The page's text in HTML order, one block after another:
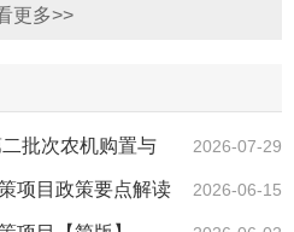
更多>>
2026-07-29
批次农机购置与
通知 2026-06-15
项目政策要点解读